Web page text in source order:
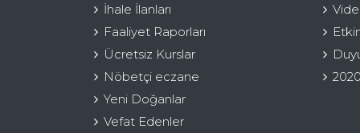
İhale İlanları
Faaliyet Raporları
Ücretsiz Kurslar
Nöbetçi eczane
Yeni Doğanlar
Vefat Edenler